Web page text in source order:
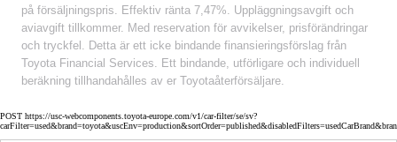
på försäljningspris. Effektiv ränta 7,47%. Uppläggningsavgift och
aviavgift tillkommer. Med reservation för avvikelser, prisförändringar
och tryckfel. Detta är ett icke bindande finansieringsförslag från
Toyota Financial Services. Ett bindande, utförligare och individuell
beräkning tillhandahålles av er Toyotaåterförsäljare.
POST https://usc-webcomponents.toyota-europe.com/v1/car-filter/se/sv?